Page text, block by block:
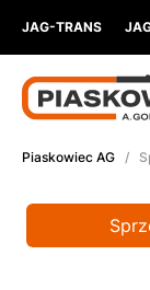
JAG-TRANS
Piaskowiec AG /